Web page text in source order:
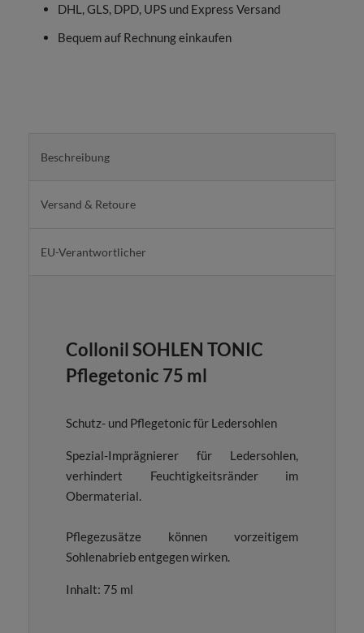
DHL, GLS, DPD, UPS und Express Versand
Bequem auf Rechnung einkaufen
Beschreibung
Versand & Retoure
EU-Verantwortlicher
Collonil SOHLEN TONIC
Pflegetonic 75 ml
Schutz- und Pflegetonic für Ledersohlen
Spezial-Imprägnierer für Ledersohlen,
verhindert Feuchtigkeitsränder im
Obermaterial.
Pflegezusätze können vorzeitigem
Sohlenabrieb entgegen wirken.
Inhalt: 75 ml